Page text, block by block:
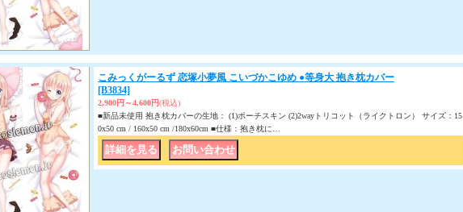
こみっくがーるず 恋塚小夢風 こいづかこゆめ ●等身大 抱き枕カバー
[B3834]
2,900円～4,600円(税込)
■新品未使用 抱き枕カバーの生地： (1)ポーチスキン (2)2wayトリコット（ライクトロン） サイズ：15
0x50 cm / 160x50 cm /180x60cm ■仕様：抱き枕に…